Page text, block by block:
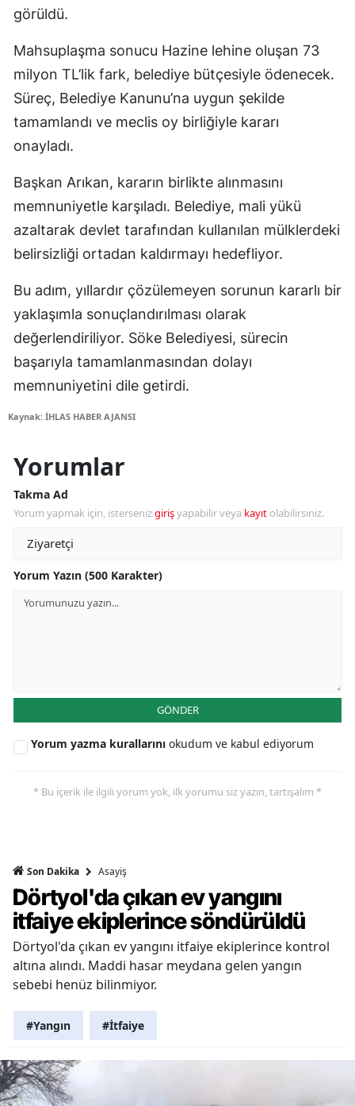
görüldü.
Mahsuplaşma sonucu Hazine lehine oluşan 73
milyon TL’lik fark, belediye bütçesiyle ödenecek.
Süreç, Belediye Kanunu’na uygun şekilde
tamamlandı ve meclis oy birliğiyle kararı
onayladı.
Başkan Arıkan, kararın birlikte alınmasını
memnuniyetle karşıladı. Belediye, mali yükü
azaltarak devlet tarafından kullanılan mülklerdeki
belirsizliği ortadan kaldırmayı hedefliyor.
Bu adım, yıllardır çözülemeyen sorunun kararlı bir
yaklaşımla sonuçlandırılması olarak
değerlendiriliyor. Söke Belediyesi, sürecin
başarıyla tamamlanmasından dolayı
memnuniyetini dile getirdi.
Kaynak: İHLAS HABER AJANSI
Yorumlar
Takma Ad
Yorum yapmak için, istersenizgirişyapabilir veya kayıt olabilirsiniz.
Yorum Yazın (500 Karakter)
GÖNDER
Yorum yazma kurallarını okudum ve kabul ediyorum
* Bu içerik ile ilgili yorum yok, ilk yorumu siz yazın, tartışalım *
Son Dakika Asayiş
Dörtyol'da çıkan ev yangını
itfaiye ekiplerince söndürüldü
Dörtyol'da çıkan ev yangını itfaiye ekiplerince kontrol
altına alındı. Maddi hasar meydana gelen yangın
sebebi henüz bilinmiyor.
#Yangın #İtfaiye